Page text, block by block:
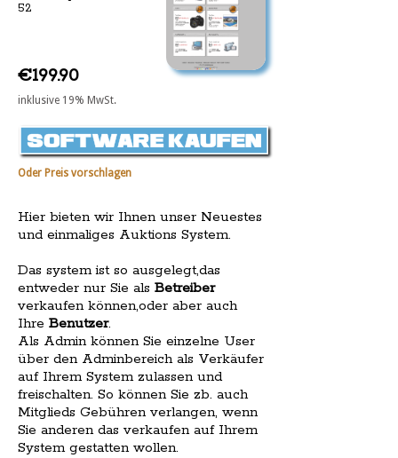
52
€199.90
inklusive 19% MwSt.
Oder Preis vorschlagen
Hier bieten wir Ihnen unser Neuestes
und einmaliges Auktions System.
Das system ist so ausgelegt,das
entweder nur Sie als Betreiber
verkaufen können,oder aber auch
Ihre Benutzer.
Als Admin können Sie einzelne User
über den Adminbereich als Verkäufer
auf Ihrem System zulassen und
freischalten. So können Sie zb. auch
Mitglieds Gebühren verlangen, wenn
Sie anderen das verkaufen auf Ihrem
System gestatten wollen.